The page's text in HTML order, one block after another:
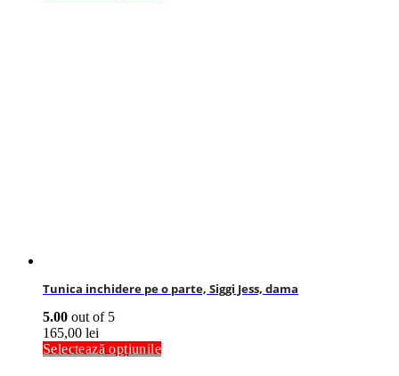
Tunica inchidere pe o parte, Siggi Jess, dama
5.00 out of 5
165,00 lei
Selectează opțiunile